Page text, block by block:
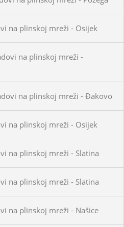
na plinskoj mreži - Osijek
na plinskoj mreži -
na plinskoj mreži - Đakovo
na plinskoj mreži - Osijek
na plinskoj mreži - Slatina
na plinskoj mreži - Slatina
na plinskoj mreži - Našice